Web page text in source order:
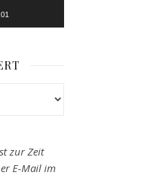
zur Zeit
E-Mail im